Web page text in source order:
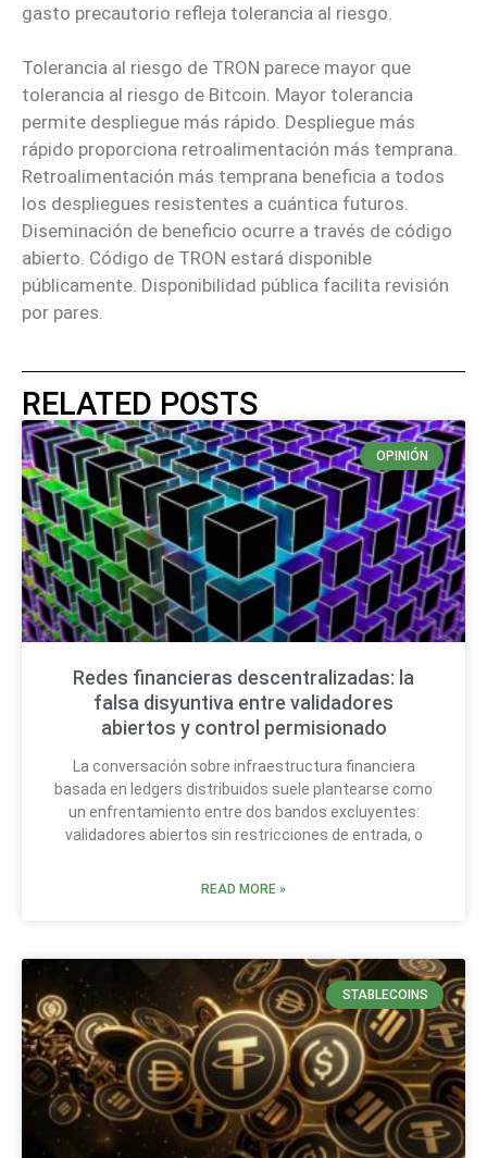
gasto precautorio refleja tolerancia al riesgo.
Tolerancia al riesgo de TRON parece mayor que
tolerancia al riesgo de Bitcoin. Mayor tolerancia
permite despliegue más rápido. Despliegue más
rápido proporciona retroalimentación más temprana.
Retroalimentación más temprana beneficia a todos
los despliegues resistentes a cuántica futuros.
Diseminación de beneficio ocurre a través de código
abierto. Código de TRON estará disponible
públicamente. Disponibilidad pública facilita revisión
por pares.
RELATED POSTS
OPINIÓN
Redes financieras descentralizadas: la
falsa disyuntiva entre validadores
abiertos y control permisionado
La conversación sobre infraestructura financiera
basada en ledgers distribuidos suele plantearse como
un enfrentamiento entre dos bandos excluyentes:
validadores abiertos sin restricciones de entrada, o
READ MORE »
STABLECOINS